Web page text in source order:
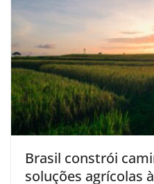
Brasil constrói
soluções agrícolas